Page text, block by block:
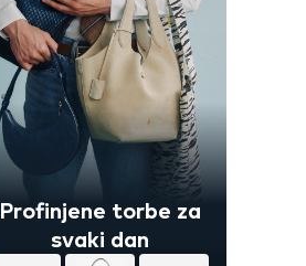
Profinjene torbe za
svaki dan